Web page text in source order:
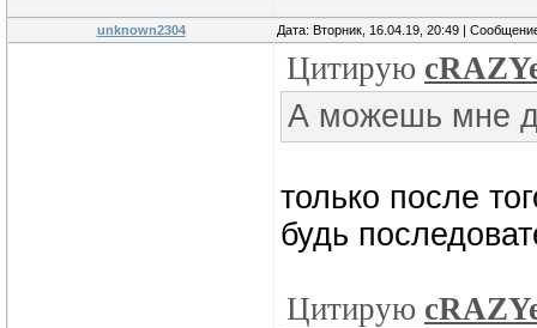
unknown2304 Дата: Вторник, 16.04.19, 20:49 |
Цитирую
А можешь мне
только после
будь
Цитирую